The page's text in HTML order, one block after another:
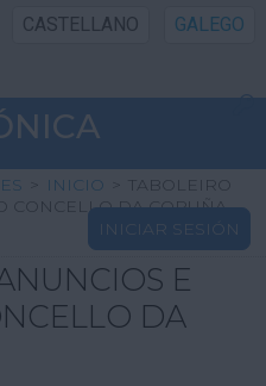
CASTELLANO GALEGO
PÚBLICA
CIDADÁN
> INICIO > TABOLEIRO
CONCELLO DA CORUÑA
INICIAR SESIÓN
E
DA